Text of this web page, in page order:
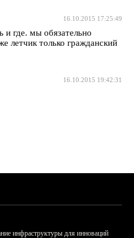
16.10.2015 17:25:49
и где. мы обязательно
летчик только гражданский
16.10.2015 19:42:31
инфраструктуры для инноваций